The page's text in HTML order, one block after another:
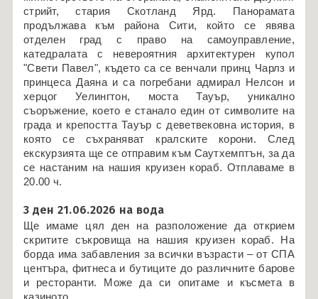
стрийт, стария Скотланд Ярд. Панорамата
продължава към района Сити, който се явява
отделен град с право на самоуправление,
катедралата с невероятния архитектурен купол
"Свети Павел", където са се венчали принц Чарлз и
принцеса Даяна и са погребани адмирал Нелсон и
херцог Уелингтон, моста Тауър, уникално
съоръжение, което е станало един от символите на
града и крепостта Тауър с деветвековна история, в
която се съхраняват кралските корони. След
екскурзията ще се отправим към Саутхемптън, за да
се настаним на нашия круизен кораб. Отплаваме в
20.00 ч.
3 ден 21.06.2026 на вода
Ще имаме цял ден на разположение да открием
скритите съкровища на нашия круизен кораб. На
борда има забавления за всички възрасти – от СПА
центъра, фитнеса и бутиците до различните барове
и ресторанти. Може да си опитаме и късмета в
казиното.